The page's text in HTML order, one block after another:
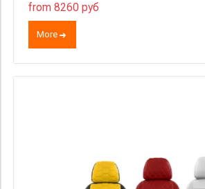
from 8260 руб
More